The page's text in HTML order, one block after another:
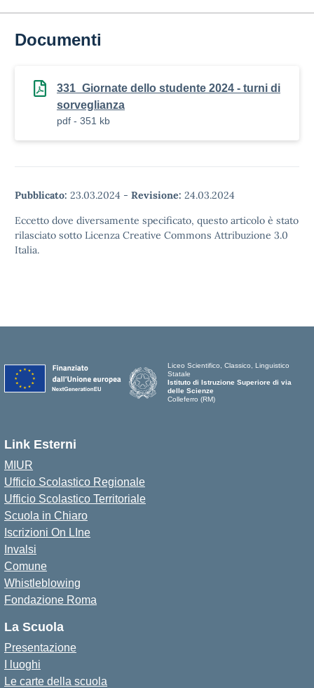
Documenti
331_Giornate dello studente 2024 - turni di
sorveglianza
pdf - 351 kb
Pubblicato: 23.03.2024 - Revisione: 24.03.2024
Eccetto dove diversamente specificato, questo articolo è stato
rilasciato sotto Licenza Creative Commons Attribuzione 3.0
Italia.
Liceo Scientifico, Classico, Linguistico
Statale
Istituto di Istruzione Superiore di via
delle Scienze
Colleferro (RM)
Link Esterni
MIUR
Ufficio Scolastico Regionale
Ufficio Scolastico Territoriale
Scuola in Chiaro
Iscrizioni On LIne
Invalsi
Comune
Whistleblowing
Fondazione Roma
La Scuola
Presentazione
I luoghi
Le carte della scuola